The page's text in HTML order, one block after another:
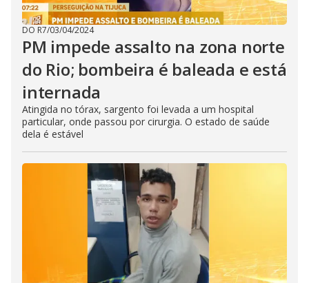
DO R7/03/04/2024
PM impede assalto na zona norte
do Rio; bombeira é baleada e está
internada
Atingida no tórax, sargento foi levada a um hospital
particular, onde passou por cirurgia. O estado de saúde
dela é estável